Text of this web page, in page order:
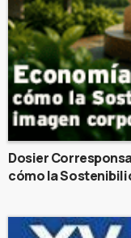
Dosier
cómo la